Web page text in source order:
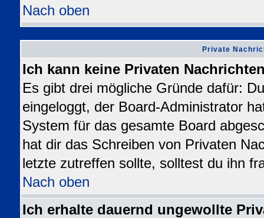
Nach oben
Private
Ich kann keine Privaten
Es gibt drei mögliche Gründe dafür:
eingeloggt, der Board-Administrator
System für das gesamte Board
hat dir das Schreiben von Privaten
letzte zutreffen sollte, solltest du ihn
Nach oben
Ich erhalte dauernd ungewollte